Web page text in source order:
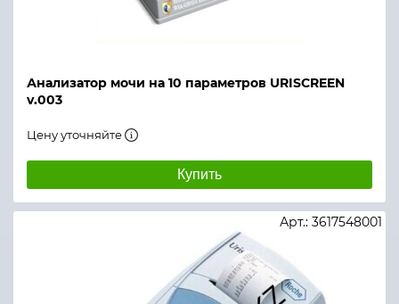
Анализатор мочи на 10 параметров URISCREEN
v.003
Цену уточняйте
Купить
Арт.: 3617548001